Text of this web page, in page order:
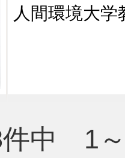
人間環境大
件中 1